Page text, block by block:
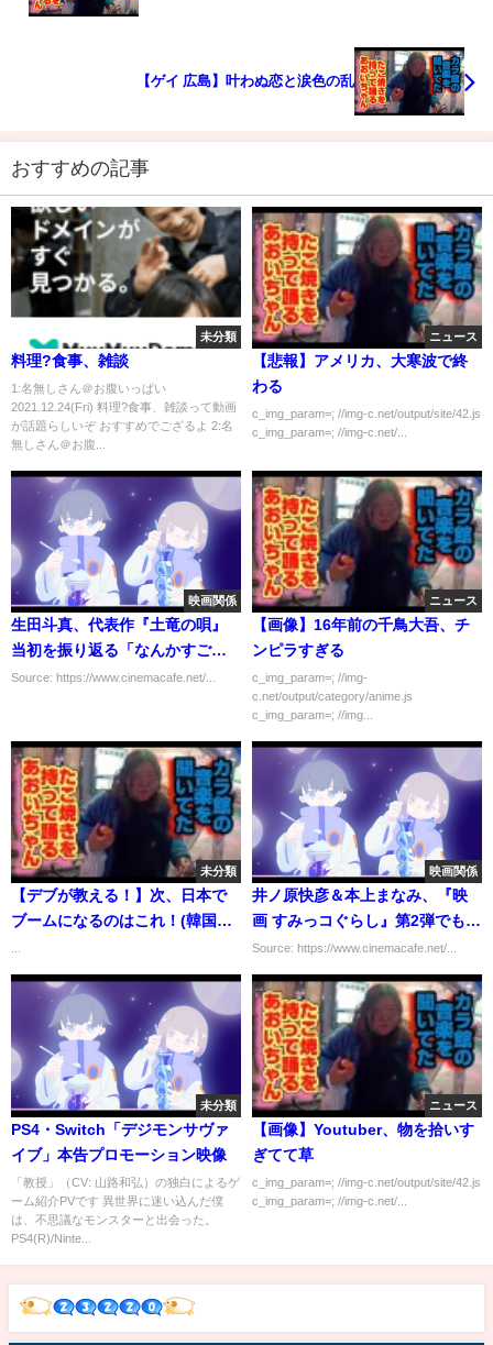
【ゲイ 広島】叶わぬ恋と涙色の乱
おすすめの記事
未分類
料理?食事、雑談
1:名無しさん＠お腹いっぱい
2021.12.24(Fri) 料理?食事、雑談って動画
が話題らしいぞ おすすめでござるよ 2:名
無しさん＠お腹...
ニュース
【悲報】アメリカ、大寒波で終
わる
c_img_param=; //img-c.net/output/site/42.js
c_img_param=; //img-c.net/...
映画関係
生田斗真、代表作『土竜の唄』
当初を振り返る「なんかすごい
ことが始まるかもと思った」
Source: https://www.cinemacafe.net/...
ニュース
【画像】16年前の千鳥大吾、チ
ンピラすぎる
c_img_param=; //img-
c.net/output/category/anime.js
c_img_param=; //img...
未分類
【デブが教える！】次、日本で
ブームになるのはこれ！(韓国グ
映画関係
井ノ原快彦＆本上まなみ、『映
画 すみっコぐらし』第2弾でもナ
レーション担当
Source: https://www.cinemacafe.net/...
未分類
PS4・Switch「デジモンサヴァ
イブ」本告プロモーション映像
「教授」（CV: 山路和弘）の独白によるゲ
ーム紹介PVです 異世界に迷い込んだ僕
は、不思議なモンスターと出会った。
PS4(R)/Ninte...
ニュース
【画像】Youtuber、物を拾いす
ぎてて草
c_img_param=; //img-c.net/output/site/42.js
c_img_param=; //img-c.net/...